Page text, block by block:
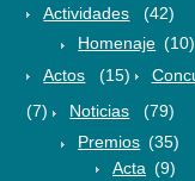
Actividades
(42)
Homenaje
Actos
(15)
(7)
Noticias
(79)
Premios (35)
Acta (9)